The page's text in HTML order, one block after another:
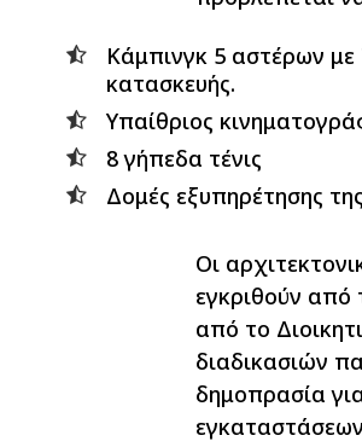
Κάμπινγκ 5 αστέρων με
κατασκευής.
Υπαίθριος
8 γήπεδα τένις
Δομές εξυπηρέτησης
Οι
εγκριθούν από
από το
διαδικασιών
δημοπρασία